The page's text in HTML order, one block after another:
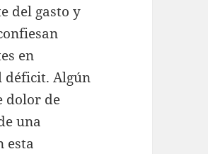
del gasto y
en
déficit. Algún
dolor de
una
esta